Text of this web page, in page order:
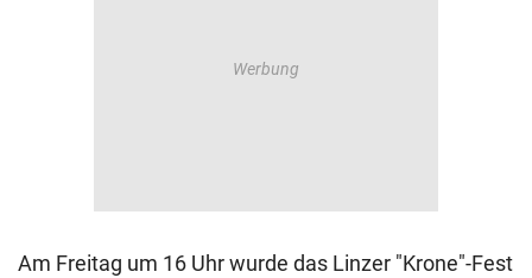
Am Freitag um 16 Uhr wurde das Linzer "Krone"-Fest